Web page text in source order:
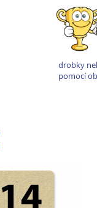
drobky
pomocí